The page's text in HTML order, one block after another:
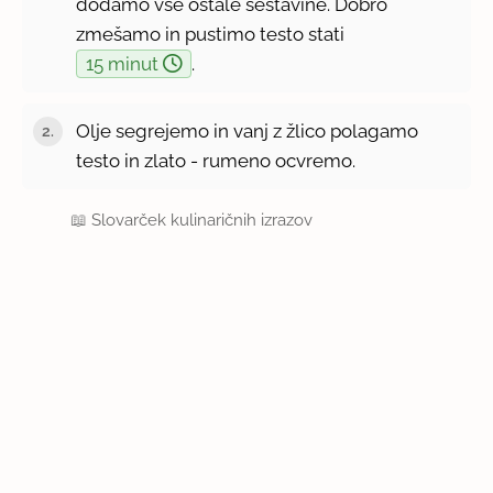
zmešamo in pustimo testo stati
15 minut
.
Olje segrejemo in vanj z žlico polagamo
testo in zlato - rumeno ocvremo.
📖Slovarček kulinaričnih izrazov